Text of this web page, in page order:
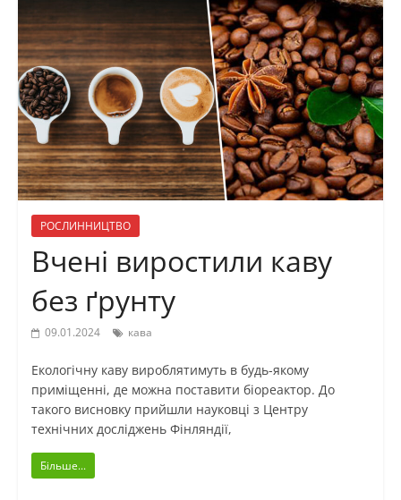
РОСЛИННИЦТВО
Вчені виростили каву
без ґрунту
09.01.2024 кава
Екологічну каву вироблятимуть в будь-якому
приміщенні, де можна поставити біореактор. До
такого висновку прийшли науковці з Центру
технічних досліджень Фінляндії,
Більше...